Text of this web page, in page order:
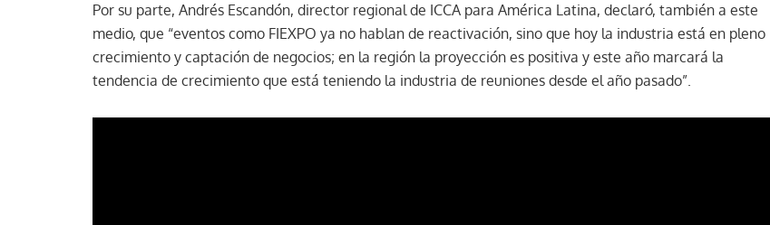
Por su parte, Andrés Escandón, director regional de ICCA para América Latina, declaró, también a este
medio, que “eventos como FIEXPO ya no hablan de reactivación, sino que hoy la industria está en pleno
crecimiento y captación de negocios; en la región la proyección es positiva y este año marcará la
tendencia de crecimiento que está teniendo la industria de reuniones desde el año pasado”.